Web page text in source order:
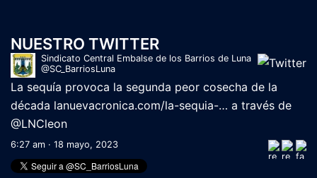
NUESTRO TWITTER
Sindicato Central Embalse de los Barrios de Luna
@SC_BarriosLuna
La sequía provoca la segunda peor cosecha de la
década lanuevacronica.com/la-sequia-… a través de
@LNCleon
6:27 am · 18 mayo, 2023